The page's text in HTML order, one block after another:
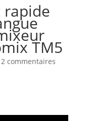
rapide
TM5
2 commentaires